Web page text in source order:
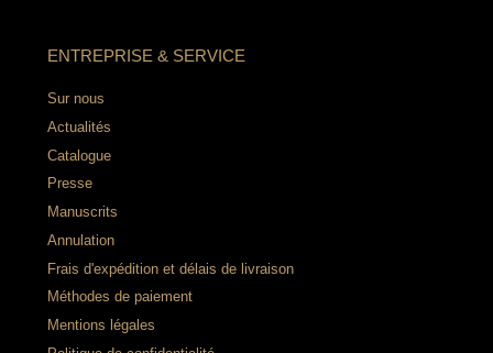
ENTREPRISE & SERVICE
Sur nous
Actualités
Catalogue
Presse
Manuscrits
Annulation
Frais d'expédition et délais de livraison
Méthodes de paiement
Mentions légales